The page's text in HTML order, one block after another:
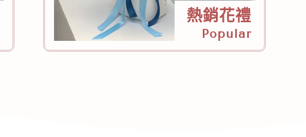
熱銷花禮
Popular